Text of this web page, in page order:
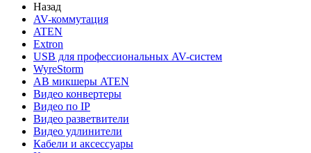
Назад
AV-коммутация
ATEN
Extron
USB для профессиональных AV-систем
WyreStorm
АВ микшеры ATEN
Видео конвертеры
Видео по IP
Видео разветвители
Видео удлинители
Кабели и аксессуары